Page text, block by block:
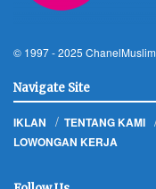
© 1997 - 2025 ChanelMuslim
Navigate Site
IKLAN TENTANG KAMI
LOWONGAN KERJA